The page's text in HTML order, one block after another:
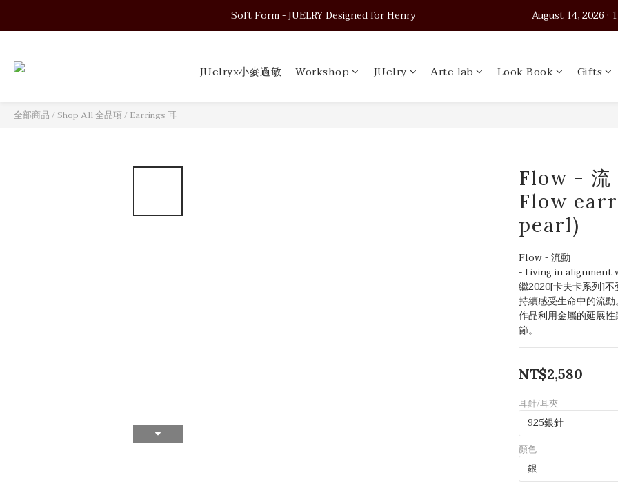
Soft Form - JUELRY Designed for Henry                                          August 14, 2026 ·
Soft Form - JUELRY Designed for Henry                                          August 14, 2026 ·
Soft Form - JUELRY Designed for Henry                                          August 14, 2026 ·
JUelryx小麥過敏 Workshop JUelry Arte lab Look Book Gifts
全部商品/ Shop All 全品項/ Earrings 耳
Flow - 流
Flow
pearl)
Flow - 流動
- Living in
繼2020[卡夫卡系列]
持續感受生命中的流動
作品利用金屬的延展
節。
NT$2,580
耳針/耳夾
顏色